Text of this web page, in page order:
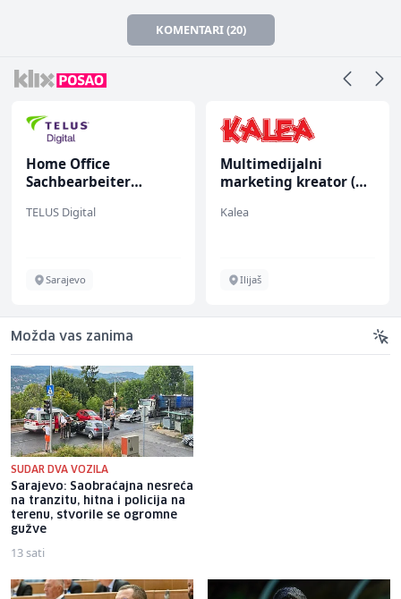
KOMENTARI (20)
Home Office
Sachbearbeiter
bekannten deutschen
TELUS Digital
Sarajevo
Multimedijalni
marketing kreator (m/
Kalea
Ilijaš
Možda vas zanima
SUDAR DVA VOZILA
Sarajevo: Saobraćajna nesreća
na tranzitu, hitna i policija na
terenu, stvorile se ogromne
gužve
13 sati